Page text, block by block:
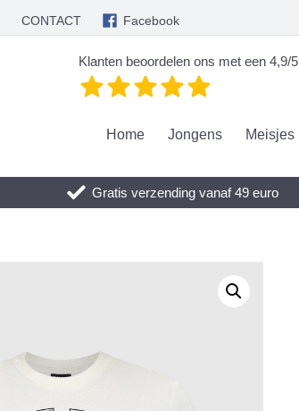
CONTACT Facebook
Klanten beoordelen ons met een 4,9/5
Home Jongens Meisjes
Gratis verzending vanaf 49 euro